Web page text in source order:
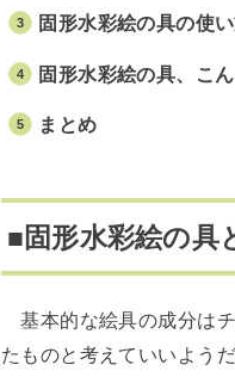
固形水彩絵の具の使
固形水彩絵の具、こ
まとめ
■固形水彩絵の具
基本的な絵具の成分は
たものと考えていいよう